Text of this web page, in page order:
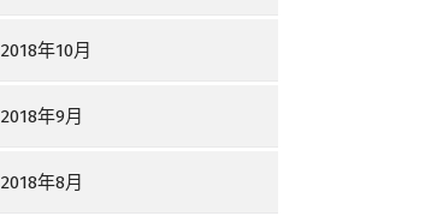
2018年10月
2018年9月
2018年8月